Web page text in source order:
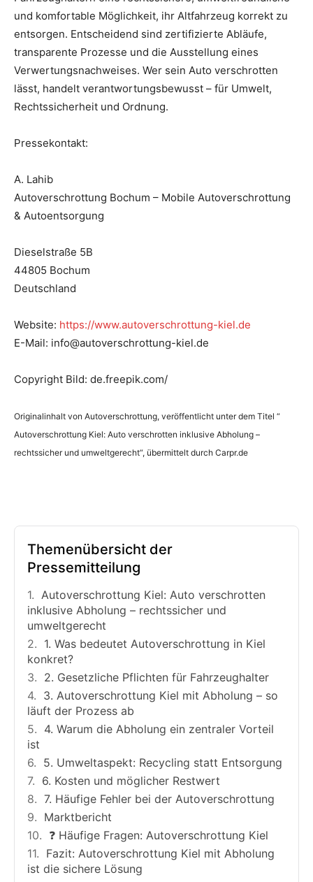
und komfortable Möglichkeit, ihr Altfahrzeug korrekt zu
entsorgen. Entscheidend sind zertifizierte Abläufe,
transparente Prozesse und die Ausstellung eines
Verwertungsnachweises. Wer sein Auto verschrotten
lässt, handelt verantwortungsbewusst – für Umwelt,
Rechtssicherheit und Ordnung.
Pressekontakt:
A. Lahib
Autoverschrottung Bochum – Mobile Autoverschrottung
& Autoentsorgung
Dieselstraße 5B
44805 Bochum
Deutschland
Website: https://www.autoverschrottung-kiel.de
E-Mail: info@autoverschrottung-kiel.de
Copyright Bild: de.freepik.com/
Originalinhalt von Autoverschrottung, veröffentlicht unter dem Titel “
Autoverschrottung Kiel: Auto verschrotten inklusive Abholung –
rechtssicher und umweltgerecht“, übermittelt durch Carpr.de
Themenübersicht der
Pressemitteilung
Autoverschrottung Kiel: Auto verschrotten
inklusive Abholung – rechtssicher und
umweltgerecht
1. Was bedeutet Autoverschrottung in Kiel
konkret?
2. Gesetzliche Pflichten für Fahrzeughalter
3. Autoverschrottung Kiel mit Abholung – so
läuft der Prozess ab
4. Warum die Abholung ein zentraler Vorteil
ist
5. Umweltaspekt: Recycling statt Entsorgung
6. Kosten und möglicher Restwert
7. Häufige Fehler bei der Autoverschrottung
Marktbericht
❓ Häufige Fragen: Autoverschrottung Kiel
Fazit: Autoverschrottung Kiel mit Abholung
ist die sichere Lösung